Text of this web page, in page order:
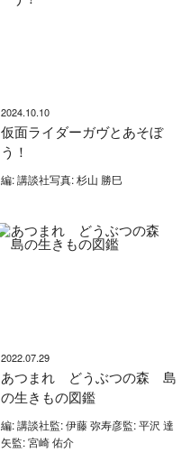
2024.10.10
仮面ライダーガヴとあそぼ
う！
編: 講談社写真: 杉山 勝巳
2022.07.29
あつまれ どうぶつの森 島
の生きもの図鑑
編: 講談社監: 伊藤 弥寿彦監: 平沢 達
矢監: 宮崎 佑介